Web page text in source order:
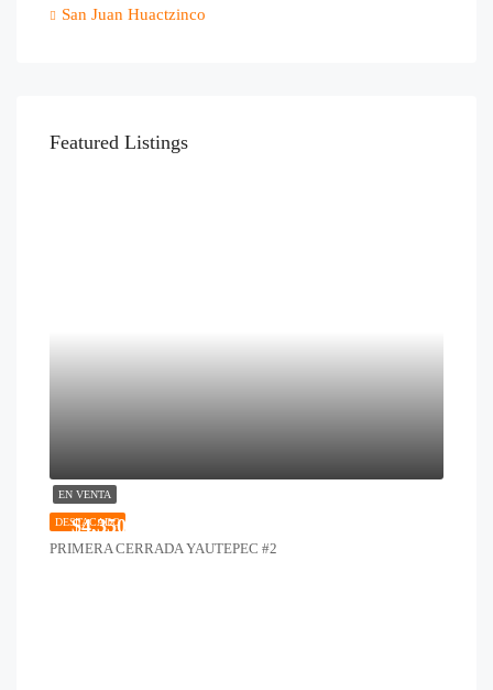
San Juan Huactzinco
Featured Listings
EN VENTA
DESTACADO
$4,350,000
PRIMERA CERRADA YAUTEPEC #2